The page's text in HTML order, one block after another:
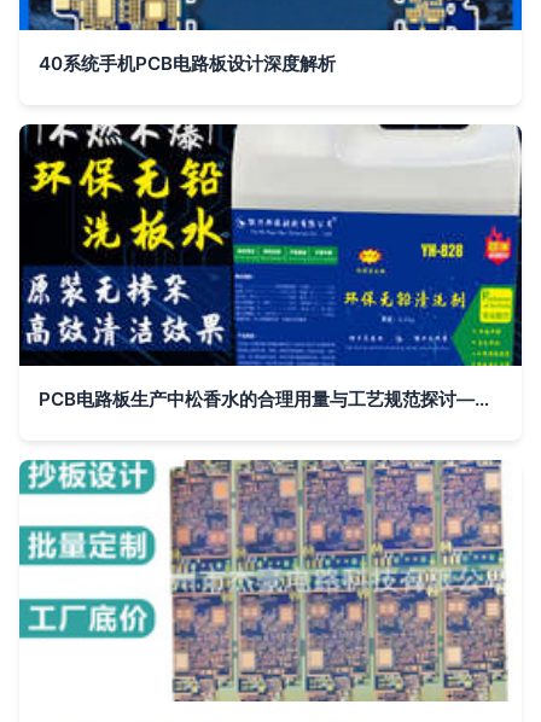
40系统手机PCB电路板设计深度解析
PCB电路板生产中松香水的合理用量与工艺规范探讨——以15kg用量为例